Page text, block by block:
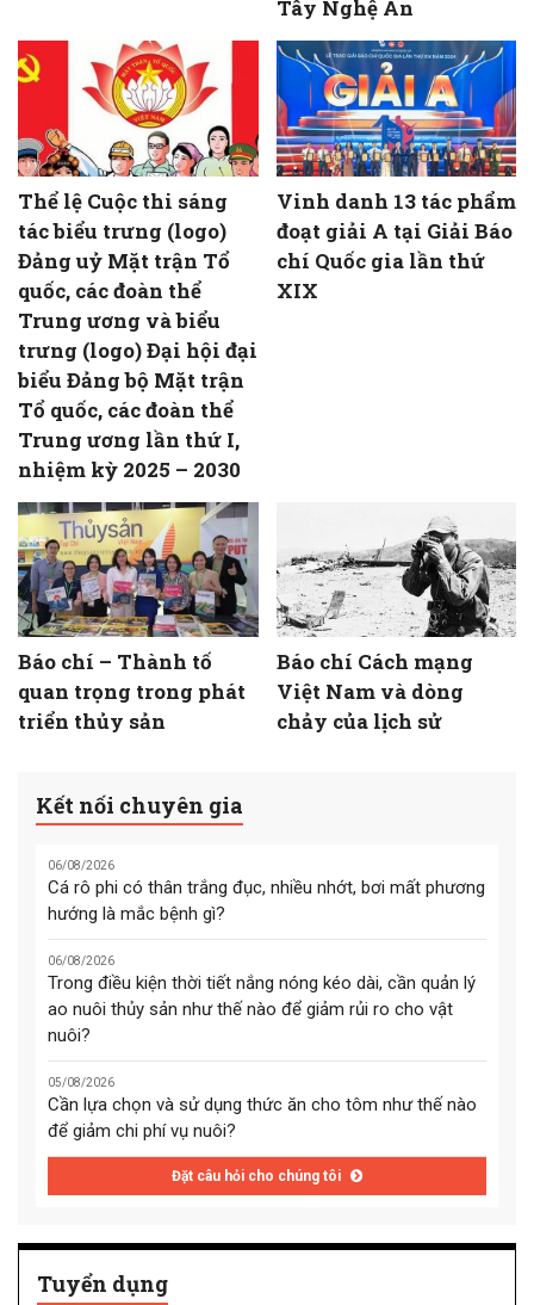
Tây Nghệ An
Thể lệ Cuộc thi sáng
tác biểu trưng (logo)
Đảng uỷ Mặt trận Tổ
quốc, các đoàn thể
Trung ương và biểu
trưng (logo) Đại hội đại
biểu Đảng bộ Mặt trận
Tổ quốc, các đoàn thể
Trung ương lần thứ I,
nhiệm kỳ 2025 – 2030
Vinh danh 13 tác phẩm
đoạt giải A tại Giải Báo
chí Quốc gia lần thứ
XIX
Báo chí – Thành tố
quan trọng trong phát
triển thủy sản
Báo chí Cách mạng
Việt Nam và dòng
chảy của lịch sử
Kết nối chuyên gia
06/08/2026
Cá rô phi có thân trắng đục, nhiều nhớt, bơi mất phương
hướng là mắc bệnh gì?
06/08/2026
Trong điều kiện thời tiết nắng nóng kéo dài, cần quản lý
ao nuôi thủy sản như thế nào để giảm rủi ro cho vật
nuôi?
05/08/2026
Cần lựa chọn và sử dụng thức ăn cho tôm như thế nào
để giảm chi phí vụ nuôi?
Đặt câu hỏi cho chúng tôi
Tuyển dụng